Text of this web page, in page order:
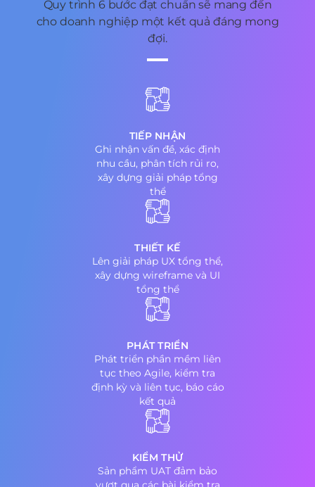
Quy trình 6 bước đạt chuẩn sẽ mang đến
cho doanh nghiệp một kết quả đáng mong
đợi.
TIẾP NHẬN
Ghi nhận vấn đề, xác định
nhu cầu, phân tích rủi ro,
xây dựng giải pháp tổng
thể
THIẾT KẾ
Lên giải pháp UX tổng thể,
xây dựng wireframe và UI
tổng thể
PHÁT TRIỂN
Phát triển phần mềm liên
tục theo Agile, kiểm tra
định kỳ và liên tục, báo cáo
kết quả
KIỂM THỬ
Sản phẩm UAT đảm bảo